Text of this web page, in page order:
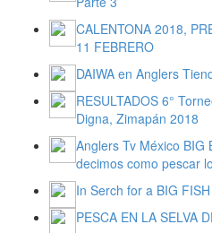
CALENTONA 2018,
11 FEBRERO
DAIWA en Anglers
RESULTADOS 6°
Digna, Zimapán 2018
Anglers Tv México BIG
decimos como pescar
In Serch for a BIG
PESCA EN LA SELVA